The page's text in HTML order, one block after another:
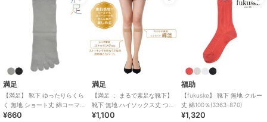
満足
【満足】 靴下 ゆったりらくら
く 無地 ショート丈 綿コーマ＋
BR(3345-07N)
¥660
満足
【満足 ： まるで素足な靴下】
靴下 無地 ハイソックス丈 つま
先かかと綿混(340-4331)
¥1,100
福助
【fukuske】 靴下 無地 クルー
丈 綿100％(3363-870)
¥1,320